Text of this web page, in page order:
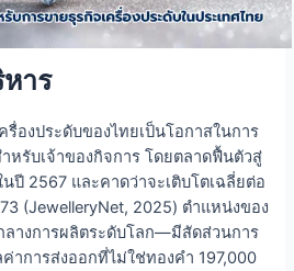
าร
องประดับของไทยเป็นโอกาสในการ
หรับเจ้าของกิจการ โดยตลาดฟื้นตัวสู่
ปี 2567 และคาดว่าจะเติบโตเฉลี่ยต่อ
(JewelleryNet, 2025) ตำแหน่งของ
ลางการผลิตระดับโลก—มีสัดส่วนการ
าการส่งออกที่ไม่ใช่ทองคำ 197,000